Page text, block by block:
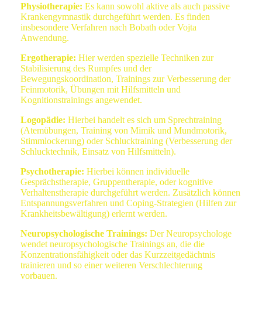
Physiotherapie: Es kann sowohl aktive als auch passive
Krankengymnastik durchgeführt werden. Es finden
insbesondere Verfahren nach Bobath oder Vojta
Anwendung.
Ergotherapie: Hier werden spezielle Techniken zur
Stabilisierung des Rumpfes und der
Bewegungskoordination, Trainings zur Verbesserung der
Feinmotorik, Übungen mit Hilfsmitteln und
Kognitionstrainings angewendet.
Logopädie: Hierbei handelt es sich um Sprechtraining
(Atemübungen, Training von Mimik und Mundmotorik,
Stimmlockerung) oder Schlucktraining (Verbesserung der
Schlucktechnik, Einsatz von Hilfsmitteln).
Psychotherapie: Hierbei können individuelle
Gesprächstherapie, Gruppentherapie, oder kognitive
Verhaltenstherapie durchgeführt werden. Zusätzlich können
Entspannungsverfahren und Coping-Strategien (Hilfen zur
Krankheitsbewältigung) erlernt werden.
Neuropsychologische Trainings: Der Neuropsychologe
wendet neuropsychologische Trainings an, die die
Konzentrationsfähigkeit oder das Kurzzeitgedächtnis
trainieren und so einer weiteren Verschlechterung
vorbauen.